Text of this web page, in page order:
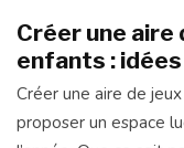
Créer une
enfants :
Créer une aire de
proposer un espace